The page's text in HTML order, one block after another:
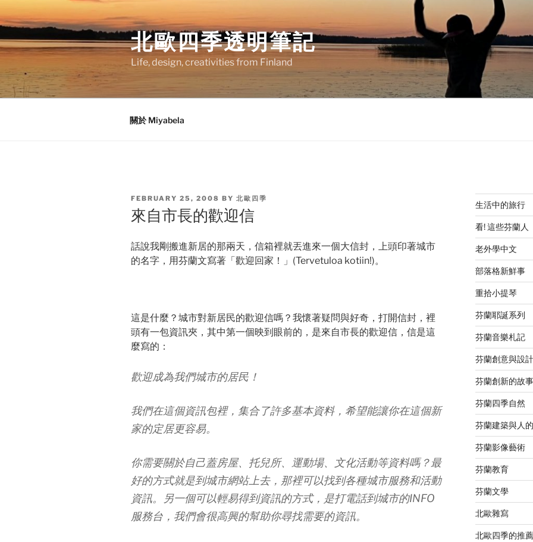
Skip
to
北歐四季透明筆記
Life, design, creativities from Finland
關於 Miyabela
POSTED
ON
FEBRUARY 25, 2008 BY 北歐四季
來自市長的歡迎信
話說我剛搬進新居的那兩天，信箱裡就丟進來一個大信封，上頭印著城市
的名字，用芬蘭文寫著「歡迎回家！」(Tervetuloa kotiin!)。
這是什麼？城市對新居民的歡迎信嗎？我懷著疑問與好奇，打開信封，裡
頭有一包資訊夾，其中第一個映到眼前的，是來自市長的歡迎信，信是這
麼寫的：
歡迎成為我們城市的居民！
我們在這個資訊包裡，集合了許多基本資料，希望能讓你在這個新
家的定居更容易。
你需要關於自己蓋房屋、托兒所、運動場、文化活動等資料嗎？最
好的方式就是到城市網站上去，那裡可以找到各種城市服務和活動
資訊。另一個可以輕易得到資訊的方式，是打電話到城市的INFO
服務台，我們會很高興的幫助你尋找需要的資訊。
生活中的旅行
看! 這些芬蘭人
老外學中文
部落格新鮮事
重拾小提琴
芬蘭耶誕系列
芬蘭音樂札記
芬蘭創意與設計
芬蘭創新的故事
芬蘭四季自然
芬蘭建築與人
芬蘭影像藝術
芬蘭教育
芬蘭文學
北歐雜寫
北歐四季的推薦